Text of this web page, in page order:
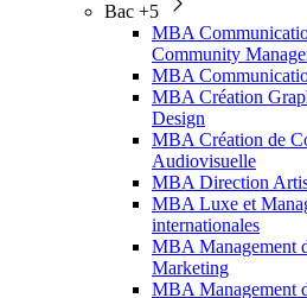
Bac +5
MBA
Community
MBA
MBA Création
Design
MBA Création de
Audiovisuelle
MBA Direction
MBA Luxe et
internationales
MBA Management
Marketing
MBA Management